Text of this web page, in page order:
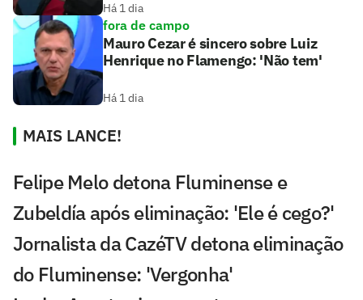
Há 1 dia
fora de campo
Mauro Cezar é sincero sobre Luiz
Henrique no Flamengo: 'Não tem'
Há 1 dia
MAIS LANCE!
Felipe Melo detona Fluminense e
Zubeldía após eliminação: 'Ele é cego?'
Jornalista da CazéTV detona eliminação
do Fluminense: 'Vergonha'